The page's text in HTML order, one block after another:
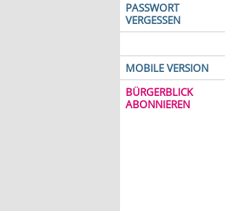
PASSWORT
VERGESSEN
MOBILE VERSION
BÜRGERBLICK
ABONNIEREN